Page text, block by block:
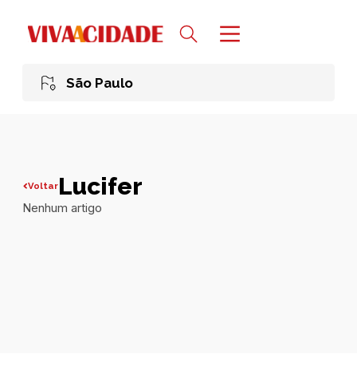
São Paulo
VoltarLucifer
Nenhum artigo